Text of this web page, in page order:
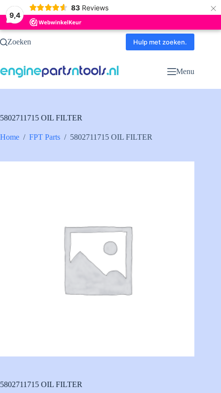
9,4
83 Reviews ×
Ga
naarZoeken Hulp met zoeken.
Menu
5802711715 OIL FILTER
Home / FPT Parts / 5802711715 OIL FILTER
5802711715 OIL FILTER